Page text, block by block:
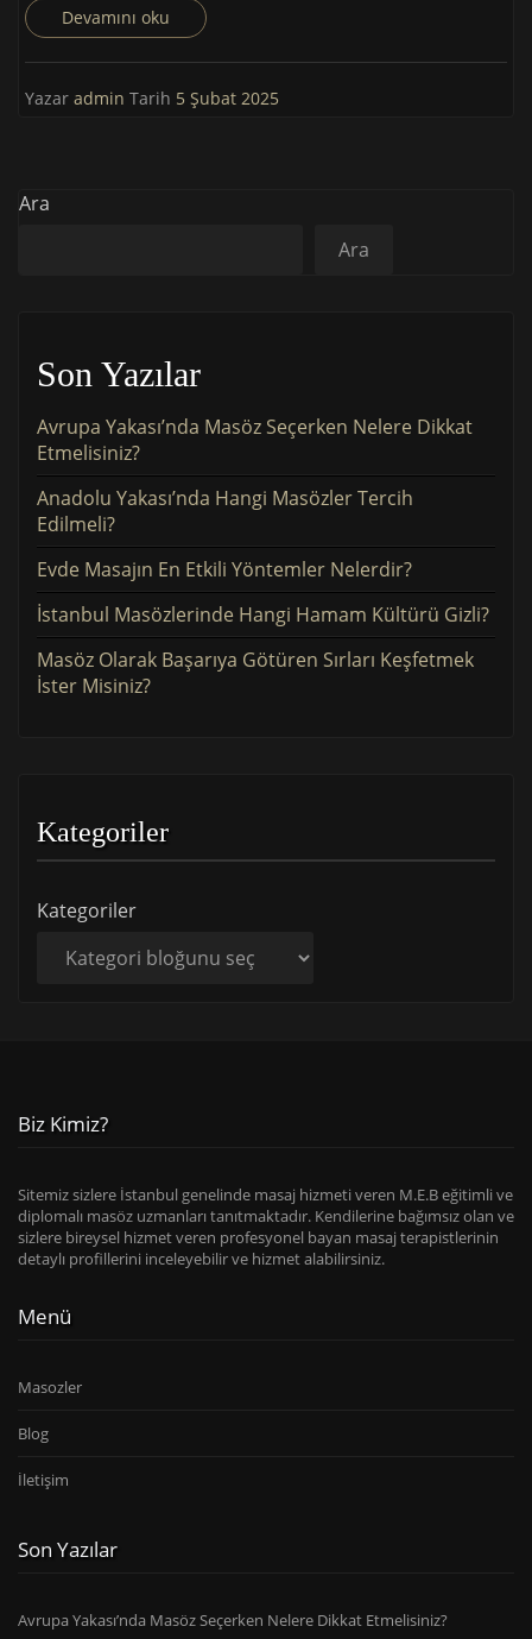
Devamını oku
Yazar admin Tarih 5 Şubat 2025
Ara
Ara
Son Yazılar
Avrupa Yakası’nda Masöz Seçerken Nelere Dikkat
Etmelisiniz?
Anadolu Yakası’nda Hangi Masözler Tercih
Edilmeli?
Evde Masajın En Etkili Yöntemler Nelerdir?
İstanbul Masözlerinde Hangi Hamam Kültürü Gizli?
Masöz Olarak Başarıya Götüren Sırları Keşfetmek
İster Misiniz?
Kategoriler
Kategoriler
Biz Kimiz?
Sitemiz sizlere İstanbul genelinde masaj hizmeti veren M.E.B eğitimli ve
diplomalı masöz uzmanları tanıtmaktadır. Kendilerine bağımsız olan ve
sizlere bireysel hizmet veren profesyonel bayan masaj terapistlerinin
detaylı profillerini inceleyebilir ve hizmet alabilirsiniz.
Menü
Masozler
Blog
İletişim
Son Yazılar
Avrupa Yakası’nda Masöz Seçerken Nelere Dikkat Etmelisiniz?